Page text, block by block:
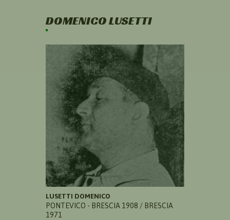
DOMENICO LUSETTI
LUSETTI DOMENICO
PONTEVICO - BRESCIA 1908 / BRESCIA
1971